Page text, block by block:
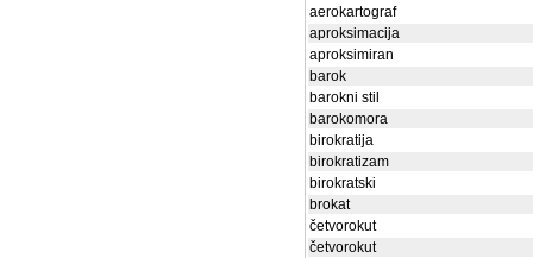
aerokartograf
aproksimacija
aproksimiran
barok
barokni stil
barokomora
birokratija
birokratizam
birokratski
brokat
četvorokut
četvorokut